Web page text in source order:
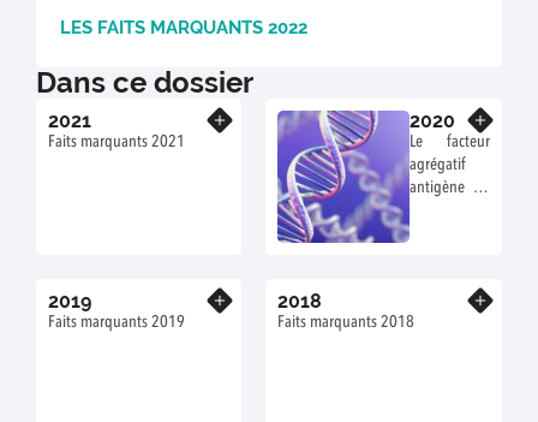
LES FAITS MARQUANTS 2022
Dans ce dossier
2021
Faits marquants 2021
2020
Le facteur
agrégatif
antigène 43
2019
Faits marquants 2019
2018
Faits marquants 2018